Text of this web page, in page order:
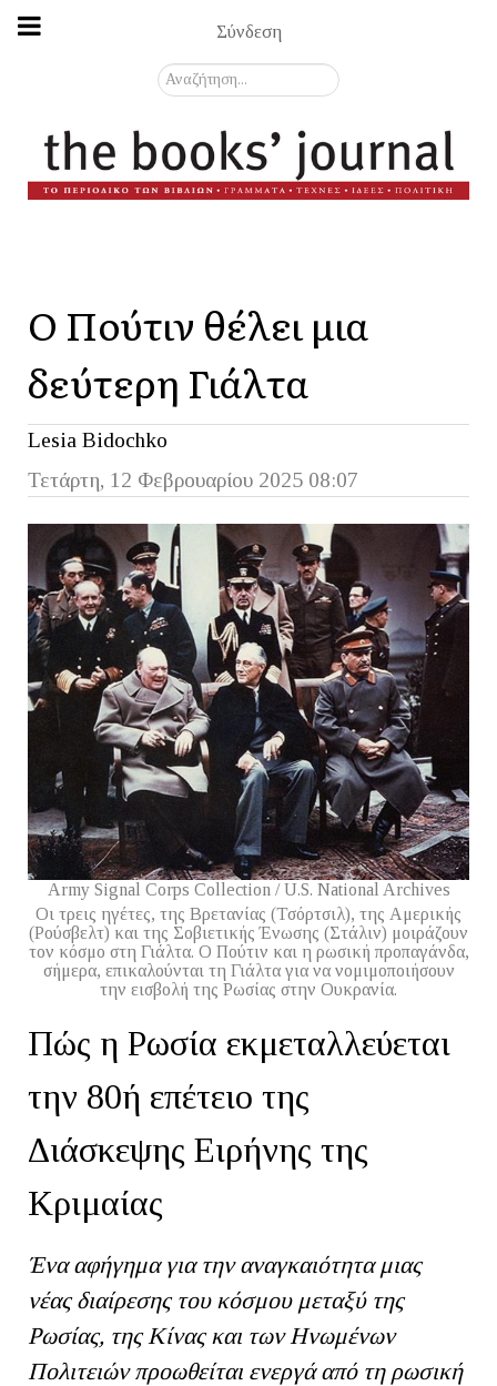
Σύνδεση
Αναζήτηση...
Ο Πούτιν θέλει μια
δεύτερη Γιάλτα
Lesia Bidochko
Τετάρτη, 12 Φεβρουαρίου 2025 08:07
Army Signal Corps Collection / U.S. National Archives
Οι τρεις ηγέτες, της Βρετανίας (Τσόρτσιλ), της Αμερικής
(Ρούσβελτ) και της Σοβιετικής Ένωσης (Στάλιν) μοιράζουν
τον κόσμο στη Γιάλτα. Ο Πούτιν και η ρωσική προπαγάνδα,
σήμερα, επικαλούνται τη Γιάλτα για να νομιμοποιήσουν
την εισβολή της Ρωσίας στην Ουκρανία.
Πώς η Ρωσία εκμεταλλεύεται
την 80ή επέτειο της
Διάσκεψης Ειρήνης της
Κριμαίας
Ένα αφήγημα για την αναγκαιότητα μιας
νέας διαίρεσης του κόσμου μεταξύ της
Ρωσίας, της Κίνας και των Ηνωμένων
Πολιτειών προωθείται ενεργά από τη ρωσική